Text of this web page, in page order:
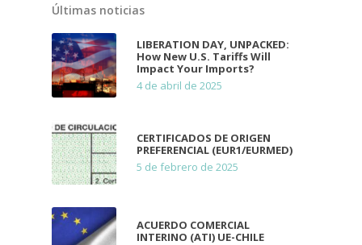
Últimas noticias
LIBERATION DAY, UNPACKED:
How New U.S. Tariffs Will
Impact Your Imports?
4 de abril de 2025
CERTIFICADOS DE ORIGEN
PREFERENCIAL (EUR1/EURMED)
5 de febrero de 2025
ACUERDO COMERCIAL
INTERINO (ATI) UE-CHILE